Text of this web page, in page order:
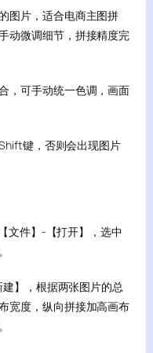
图片，适合电商主图拼
动微调细节，拼接精度完
，可手动统一色调，画面
键，否则会出现图片
文件】-【打开】，选中
建】，根据两张图片的总
宽度，纵向拼接加高画布